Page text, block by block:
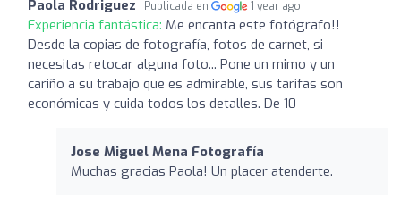
Paola Rodriguez Publicada en 1 year ago
Experiencia fantástica: Me encanta este fotógrafo!!
Desde la copias de fotografía, fotos de carnet, si
necesitas retocar alguna foto... Pone un mimo y un
cariño a su trabajo que es admirable, sus tarifas son
económicas y cuida todos los detalles. De 10
Jose Miguel Mena Fotografía
Muchas gracias Paola! Un placer atenderte.